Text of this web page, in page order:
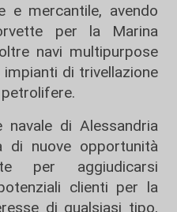
e mercantile, avendo
per la Marina
navi multipurpose
di trivellazione
navale di Alessandria
di nuove opportunità
per aggiudicarsi
clienti per la
di qualsiasi tipo,